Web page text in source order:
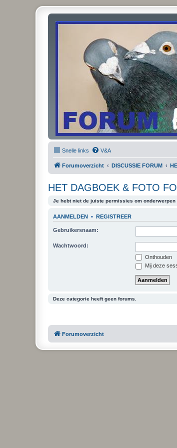
Snelle links V&A
Forumoverzicht DISCUSSIE FORUM
HET DAGBOEK & FOTO
Je hebt niet de juiste permissies om onderwerpen
AANMELDEN • REGISTREER
Gebruikersnaam:
Wachtwoord:
Onthouden
Mij deze
Deze categorie heeft geen forums.
Forumoverzicht